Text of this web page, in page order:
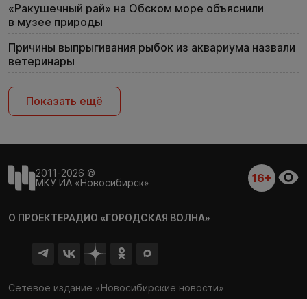
«Ракушечный рай» на Обском море объяснили
в музее природы
Причины выпрыгивания рыбок из аквариума назвали
ветеринары
Показать ещё
2011-2026 ©
МКУ ИА «Новосибирск»
16+
О ПРОЕКТЕРАДИО «ГОРОДСКАЯ ВОЛНА»
Сетевое издание «Новосибирские новости»